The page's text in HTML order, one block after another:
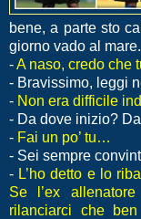
bene, a parte sto
giorno vado al
-A naso, credo che
- Bravissimo, leggi
- Non era difficile
- Da dove inizio?
- Fai un po’ tu…
- Sei sempre
- L’ho detto e lo
Se l’ex
rilanciarci che